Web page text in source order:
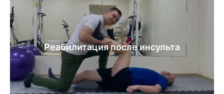
Реабилитация после инсульта